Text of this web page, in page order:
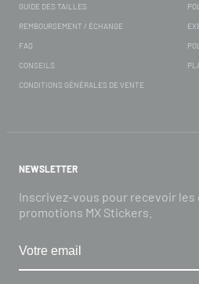
GUIDE DES TAILLES
REMBOURSEMENT / ÉCHANGE
FAQ
CONSEILS
CONDITIONS GÉNÉRALES DE VENTE
NEWSLETTER
Inscrivez-vous pour recevoir
promotions MX Stickers.